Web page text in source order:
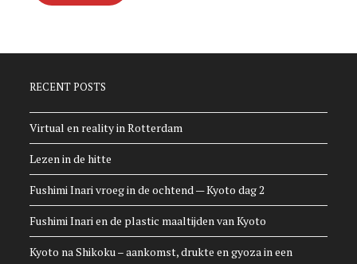
RECENT POSTS
Virtual en reality in Rotterdam
Lezen in de hitte
Fushimi Inari vroeg in de ochtend — Kyoto dag 2
Fushimi Inari en de plastic maaltijden van Kyoto
Kyoto na Shikoku – aankomst, drukte en gyoza in een